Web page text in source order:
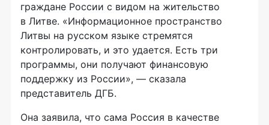
граждане России с видом на жительство
в Литве. «Информационное пространство
Литвы на русском языке стремятся
контролировать, и это удается. Есть три
программы, они получают финансовую
поддержку из России», — сказала
представитель ДГБ.
Она заявила, что сама Россия в качестве